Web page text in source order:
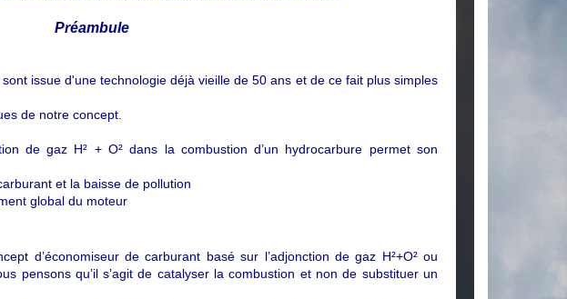
Préambule
issue d'une technologie déjà vieille de 50 ans et de ce fait plus simples
de notre concept.
de gaz H² + O² dans la combustion d’un hydrocarbure permet son
et la baisse de pollution
global du moteur
d’économiseur de carburant basé sur l’adjonction de gaz H²+O² ou
pensons qu’il s’agit de catalyser la combustion et non de substituer un